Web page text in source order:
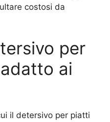
costosi da
per
ai
il detersivo per piatti